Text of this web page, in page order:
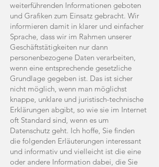
weiterführenden Informationen geboten
und Grafiken zum Einsatz gebracht. Wir
informieren damit in klarer und einfacher
Sprache, dass wir im Rahmen unserer
Geschäftstätigkeiten nur dann
personenbezogene Daten verarbeiten,
wenn eine entsprechende gesetzliche
Grundlage gegeben ist. Das ist sicher
nicht möglich, wenn man möglichst
knappe, unklare und juristisch-technische
Erklärungen abgibt, so wie sie im Internet
oft Standard sind, wenn es um
Datenschutz geht. Ich hoffe, Sie finden
die folgenden Erläuterungen interessant
und informativ und vielleicht ist die eine
oder andere Information dabei, die Sie